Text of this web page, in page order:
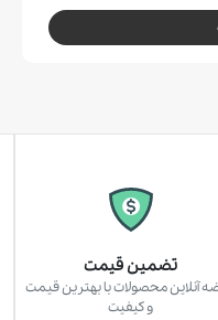
تضمین قیمت
آنلاین محصولات با بهترین قیمت
و کیفیت